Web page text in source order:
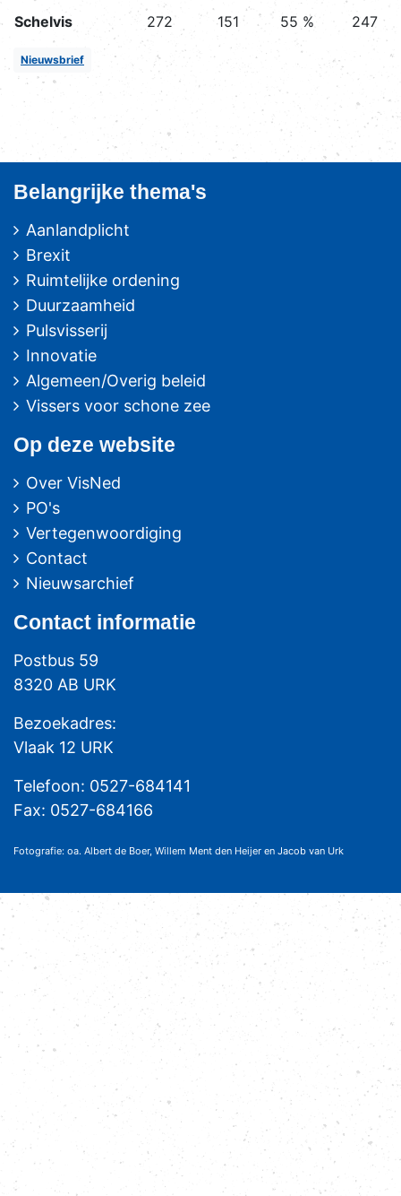
Schelvis 272 151 55 % 247
Nieuwsbrief
Belangrijke thema's
Aanlandplicht
Brexit
Ruimtelijke ordening
Duurzaamheid
Pulsvisserij
Innovatie
Algemeen/Overig beleid
Vissers voor schone zee
Op deze website
Over VisNed
PO's
Vertegenwoordiging
Contact
Nieuwsarchief
Contact informatie
Postbus 59
8320 AB URK
Bezoekadres:
Vlaak 12 URK
Telefoon: 0527-684141
Fax: 0527-684166
Fotografie: oa. Albert de Boer, Willem Ment den Heijer en Jacob van Urk